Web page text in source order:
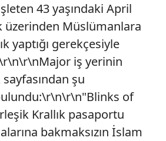
43 yaşındaki April
üzerinden Müslümanlara
yaptığı gerekçesiyle
iş yerinin
şu
of
Krallık pasaportu
bakmaksızın İslam